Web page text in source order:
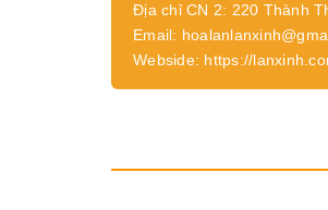
Địa chỉ CN 2: 220 Thành
Email:
Webside: https://